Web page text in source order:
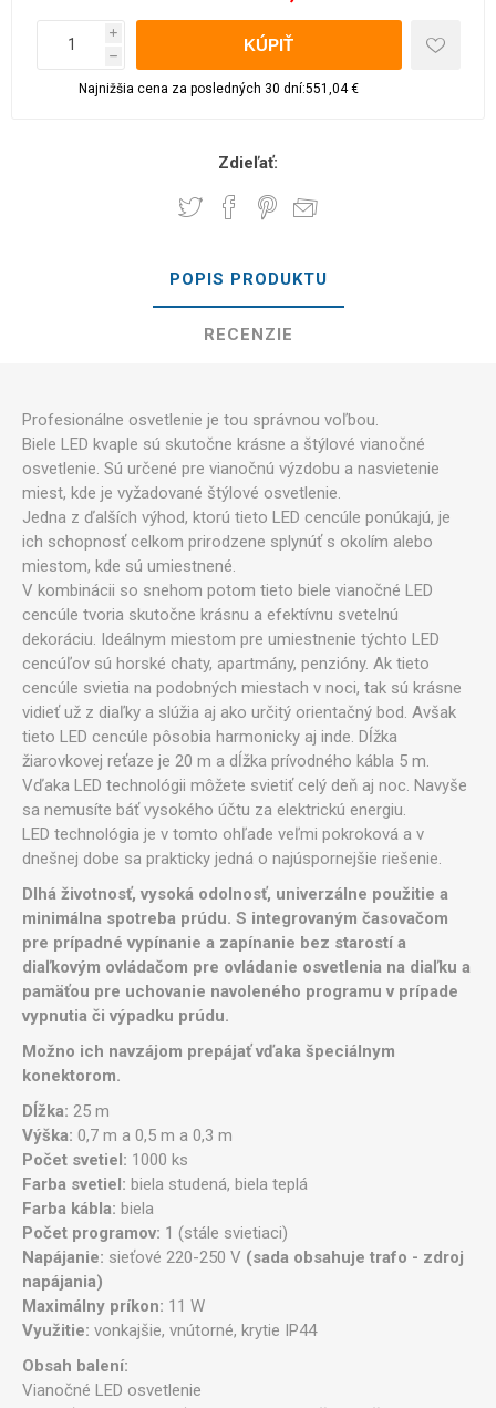
i
h
Najnižšia cena za posledných 30 dní:551,04 €
Zdieľať:
POPIS PRODUKTU
RECENZIE
Profesionálne osvetlenie je tou správnou voľbou.
Biele LED kvaple sú skutočne krásne a štýlové vianočné
osvetlenie. Sú určené pre vianočnú výzdobu a nasvietenie
miest, kde je vyžadované štýlové osvetlenie.
Jedna z ďalších výhod, ktorú tieto LED cencúle ponúkajú, je
ich schopnosť celkom prirodzene splynúť s okolím alebo
miestom, kde sú umiestnené.
V kombinácii so snehom potom tieto biele vianočné LED
cencúle tvoria skutočne krásnu a efektívnu svetelnú
dekoráciu. Ideálnym miestom pre umiestnenie týchto LED
cencúľov sú horské chaty, apartmány, penzióny. Ak tieto
cencúle svietia na podobných miestach v noci, tak sú krásne
vidieť už z diaľky a slúžia aj ako určitý orientačný bod. Avšak
tieto LED cencúle pôsobia harmonicky aj inde. Dĺžka
žiarovkovej reťaze je 20 m a dĺžka prívodného kábla 5 m.
Vďaka LED technológii môžete svietiť celý deň aj noc. Navyše
sa nemusíte báť vysokého účtu za elektrickú energiu.
LED technológia je v tomto ohľade veľmi pokroková a v
dnešnej dobe sa prakticky jedná o najúspornejšie riešenie.
Dlhá životnosť, vysoká odolnosť, univerzálne použitie a
minimálna spotreba prúdu. S integrovaným časovačom
pre prípadné vypínanie a zapínanie bez starostí a
diaľkovým ovládačom pre ovládanie osvetlenia na diaľku a
pamäťou pre uchovanie navoleného programu v prípade
vypnutia či výpadku prúdu.
Možno ich navzájom prepájať vďaka špeciálnym
konektorom.
Dĺžka: 25 m
Výška: 0,7 m a 0,5 m a 0,3 m
Počet svetiel: 1000 ks
Farba svetiel: biela studená, biela teplá
Farba kábla: biela
Počet programov: 1 (stále svietiaci)
Napájanie: sieťové 220-250 V (sada obsahuje trafo - zdroj
napájania)
Maximálny príkon: 11 W
Využitie: vonkajšie, vnútorné, krytie IP44
Obsah balení:
Vianočné LED osvetlenie